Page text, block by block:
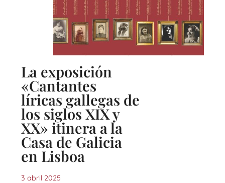
La exposición
«Cantantes
líricas gallegas de
los siglos XIX y
XX» itinera a la
Casa de Galicia
en Lisboa
3 abril 2025